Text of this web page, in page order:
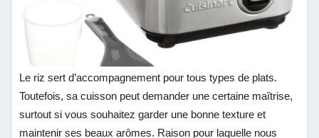
Le riz sert d’accompagnement pour tous types de plats.
Toutefois, sa cuisson peut demander une certaine maîtrise,
surtout si vous souhaitez garder une bonne texture et
maintenir ses beaux arômes. Raison pour laquelle nous